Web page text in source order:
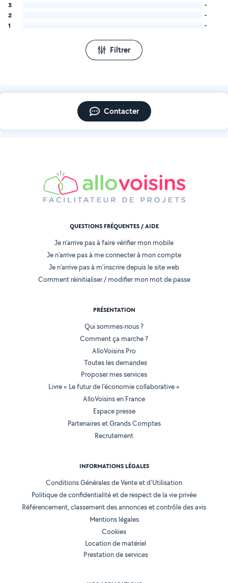
3
-
2
-
1
-
Filtrer
Contacter
QUESTIONS FRÉQUENTES / AIDE
Je n'arrive pas à faire vérifier mon mobile
Je n'arrive pas à me connecter à mon compte
Je n'arrive pas à m'inscrire depuis le site web
Comment réinitialiser / modifier mon mot de passe
PRÉSENTATION
Qui sommes-nous ?
Comment ça marche ?
AlloVoisins Pro
Toutes les demandes
Proposer mes services
Livre « Le futur de l'économie collaborative »
AlloVoisins en France
Espace presse
Partenaires et Grands Comptes
Recrutement
INFORMATIONS LÉGALES
Conditions Générales de Vente et d'Utilisation
Politique de confidentialité et de respect de la vie privée
Référencement, classement des annonces et contrôle des avis
Mentions légales
Cookies
Location de matériel
Prestation de services